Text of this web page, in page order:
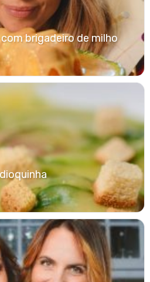
brigadeiro de milho